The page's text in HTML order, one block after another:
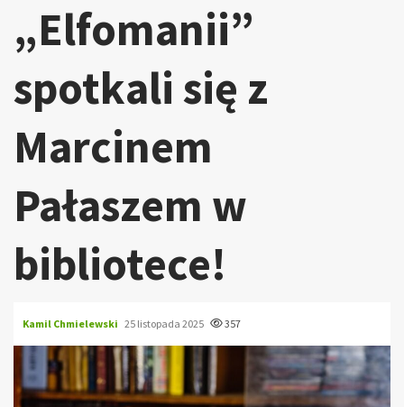
„Elfomanii”
spotkali się z
Marcinem
Pałaszem w
bibliotece!
Kamil Chmielewski 25 listopada 2025 357